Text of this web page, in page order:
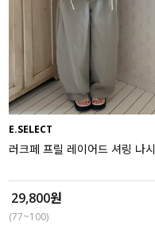
E.SELECT
러크페 프릴 레이어드 셔링 나시
29,800원
(77~100)